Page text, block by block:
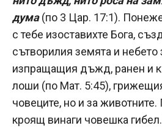
дума(по 3 Цар. 17:1).
с тебе изоставихте Бога,
сътворилия земята и небето
изпращащия дъжд, ранен и
лоши (по Мат. 5:45),
човеците, но и за животните.
кроящ винаги човешка